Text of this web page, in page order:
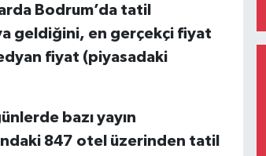
Bodrum’da tatil
geldiğini, en gerçekçi fiyat
fiyat (piyasadaki
bazı yayın
847 otel üzerinden tatil